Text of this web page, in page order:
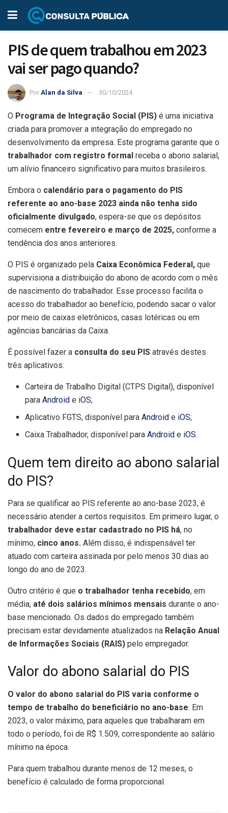
PIS de quem trabalhou em 2023
vai ser pago quando?
Por Alan da Silva 30/10/2024
O Programa de Integração Social (PIS) é uma iniciativa
criada para promover a integração do empregado no
desenvolvimento da empresa. Este programa garante que o
trabalhador com registro formal receba o abono salarial,
um alívio financeiro significativo para muitos brasileiros.
Embora o calendário para o pagamento do PIS
referente ao ano-base 2023 ainda não tenha sido
oficialmente divulgado, espera-se que os depósitos
comecem entre fevereiro e março de 2025, conforme a
tendência dos anos anteriores.
O PIS é organizado pela Caixa Econômica Federal, que
supervisiona a distribuição do abono de acordo com o mês
de nascimento do trabalhador. Esse processo facilita o
acesso do trabalhador ao benefício, podendo sacar o valor
por meio de caixas eletrônicos, casas lotéricas ou em
agências bancárias da Caixa.
É possível fazer a consulta do seu PIS através destes
três aplicativos:
Carteira de Trabalho Digital (CTPS Digital), disponível
para Android e iOS;
Aplicativo FGTS, disponível para Android e iOS;
Caixa Trabalhador, disponível para Android e iOS.
Quem tem direito ao abono salarial
do PIS?
Para se qualificar ao PIS referente ao ano-base 2023, é
necessário atender a certos requisitos. Em primeiro lugar, o
trabalhador deve estar cadastrado no PIS há, no
mínimo, cinco anos. Além disso, é indispensável ter
atuado com carteira assinada por pelo menos 30 dias ao
longo do ano de 2023.
Outro critério é que o trabalhador tenha recebido, em
média, até dois salários mínimos mensais durante o ano-
base mencionado. Os dados do empregado também
precisam estar devidamente atualizados na Relação Anual
de Informações Sociais (RAIS) pelo empregador.
Valor do abono salarial do PIS
O valor do abono salarial do PIS varia conforme o
tempo de trabalho do beneficiário no ano-base. Em
2023, o valor máximo, para aqueles que trabalharam em
todo o período, foi de R$ 1.509, correspondente ao salário
mínimo na época.
Para quem trabalhou durante menos de 12 meses, o
benefício é calculado de forma proporcional.